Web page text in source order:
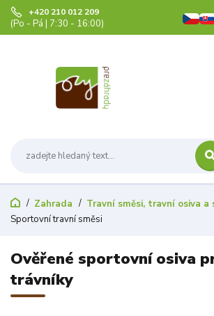
+420 210 012 209
(Po - Pá | 7:30 - 16:00)
Zahrada
Travní směsi, travní osiva a
Sportovní travní směsi
Ověřené sportovní osiva
trávníky